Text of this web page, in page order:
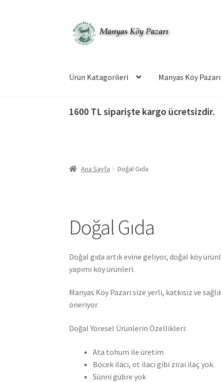
Dolaşıma
geç
İçeriğe
geç
Ürün Katagorileri Manyas Köy Pazarı
1600 TL siparişte kargo ücretsizdir.
Ana Sayfa Doğal Gıda
Doğal Gıda
Doğal gıda artık evine geliyor, doğal köy
yapımı köy ürünleri.
Manyas Köy Pazarı size yerli, katkısız ve
öneriyor.
Doğal Yöresel Ürünlerin Özellikleri:
Ata tohum ile üretim
Böcek ilacı, ot ilacı gibi zirai ilaç yok.
Sünni gübre yok